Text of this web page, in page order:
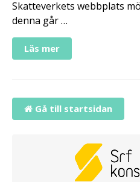
Skatteverkets webbplats
denna går …
Läs mer
Gå till startsidan